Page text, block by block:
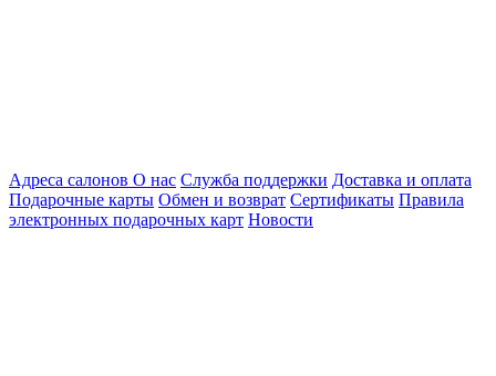
Адреса салонов О нас Служба поддержки Доставка и оплата
Подарочные карты Обмен и возврат Сертификаты Правила
электронных подарочных карт Новости